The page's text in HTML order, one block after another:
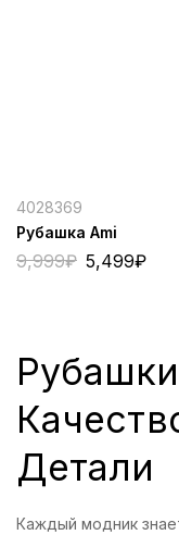
4028369
Рубашка Ami
9,999₽ 5,499₽
Детали
Каждый модник